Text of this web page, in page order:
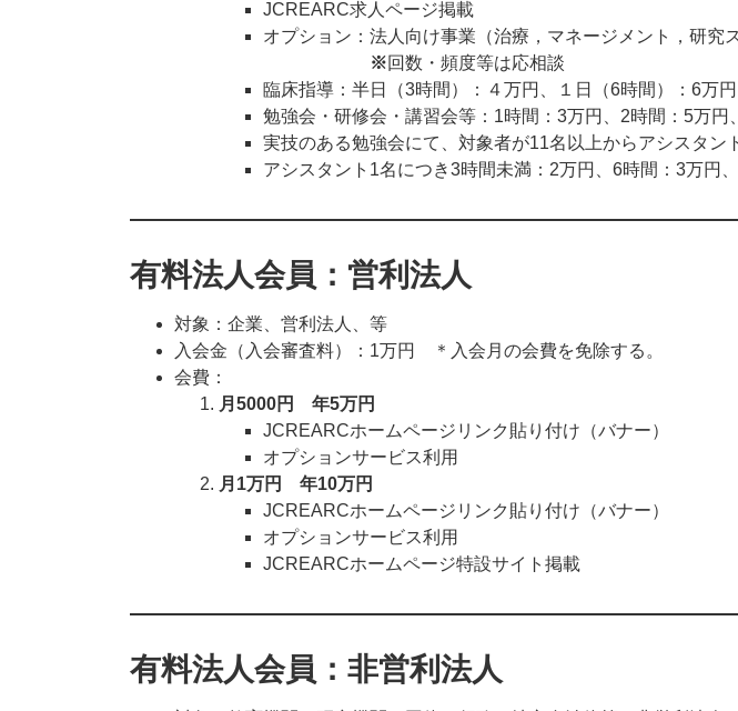
JCREARC求人ページ掲載
オプション：法人向け事業（治療，マネージメント，研究
※回数・頻度等は応相談
臨床指導：半日（3時間）：４万円、１日（6時間）：6万
勉強会・研修会・講習会等：1時間：3万円、2時間：5万
実技のある勉強会にて、対象者が11名以上からアシスタン
アシスタント1名につき3時間未満：2万円、6時間：3万円
有料法人会員：営利法人
対象：企業、営利法人、等
入会金（入会審査料）：1万円 ＊入会月の会費を免除する。
会費：
月5000円 年5万円
JCREARCホームページリンク貼り付け（バナー）
オプションサービス利用
月1万円 年10万円
JCREARCホームページリンク貼り付け（バナー）
オプションサービス利用
JCREARCホームページ特設サイト掲載
有料法人会員：非営利法人